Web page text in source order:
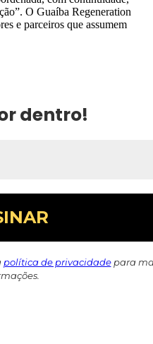
O Guaíba Regeneration
e parceiros que assumem
dentro!
política de privacidadepara